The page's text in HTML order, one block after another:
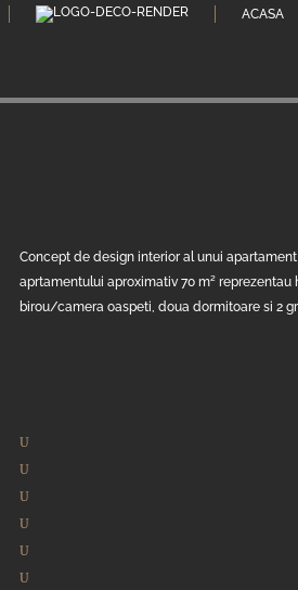
ACASA
Concept de design interior al unui
aprtamentului aproximativ 70 m²
birou/camera oaspeti, doua dormitoare si 2